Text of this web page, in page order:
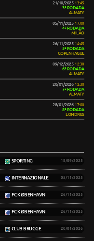
21/10/2025 13:45
3ª RODADA
ALMATY
05/11/2025 17:00
4ª RODADA
MILÃO
26/11/2025 14:45
5ª RODADA
COPENHAGUE
09/12/2025 12:30
6ª RODADA
ALMATY
20/01/2026 12:30
7ª RODADA
ALMATY
28/01/2026 17:00
8ª RODADA
LONDRES
SPORTING 18/09/2025
INTERNAZIONALE 05/11/2025
FC KØBENHAVN 26/11/2025
FC KØBENHAVN 26/11/2025
CLUB BRUGGE 20/01/2026